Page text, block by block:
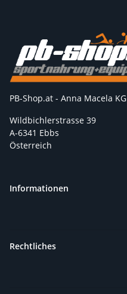
PB-Shop.at - Anna Macela KG
Wildbichlerstrasse 39
A-6341 Ebbs
Österreich
Informationen
Rechtliches